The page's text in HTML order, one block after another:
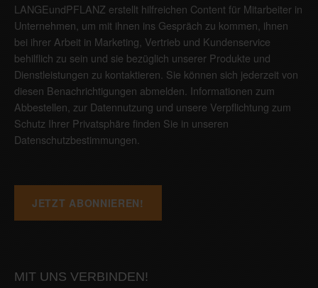
LANGEundPFLANZ erstellt hilfreichen Content für Mitarbeiter in
Unternehmen, um mit ihnen ins Gespräch zu kommen, ihnen
bei ihrer Arbeit in Marketing, Vertrieb und Kundenservice
behilflich zu sein und sie bezüglich unserer Produkte und
Dienstleistungen zu kontaktieren. Sie können sich jederzeit von
diesen Benachrichtigungen abmelden. Informationen zum
Abbestellen, zur Datennutzung und unsere Verpflichtung zum
Schutz Ihrer Privatsphäre finden Sie in unseren
Datenschutzbestimmungen
MIT UNS VERBINDEN!